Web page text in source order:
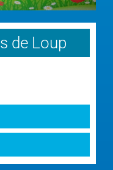
de Loup